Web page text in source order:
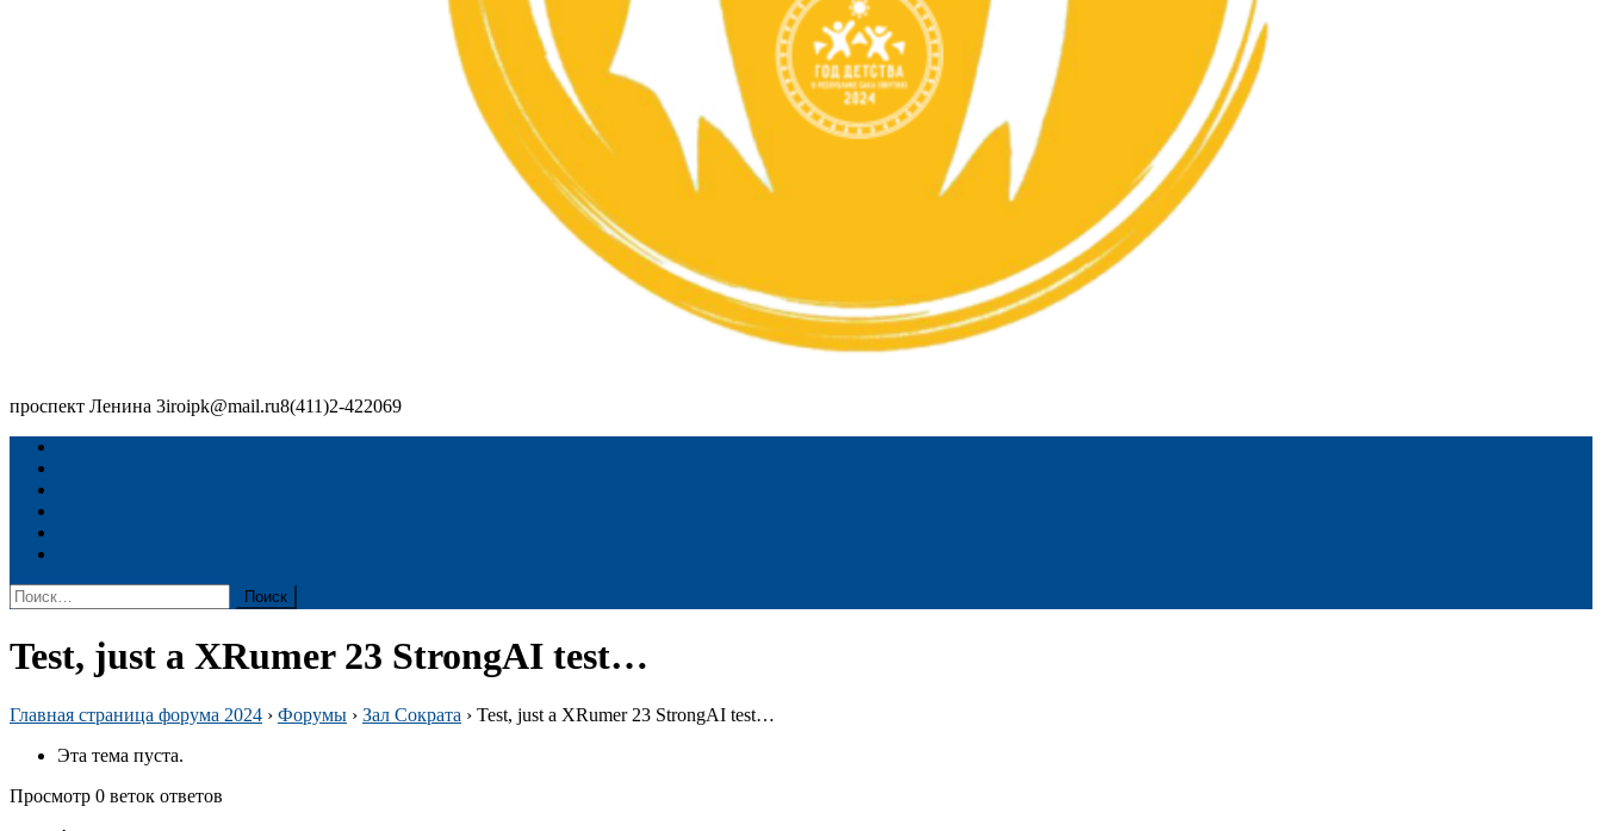
проспект Ленина 3iroipk@mail.ru8(411)2-422069
Найти:
Test, just a XRumer 23 StrongAI test…
Главная страница форума 2024 › Форумы › Зал Сократа › Test, just a XRumer 23 StrongAI test…
Эта тема пуста.
Просмотр 0 веток ответов